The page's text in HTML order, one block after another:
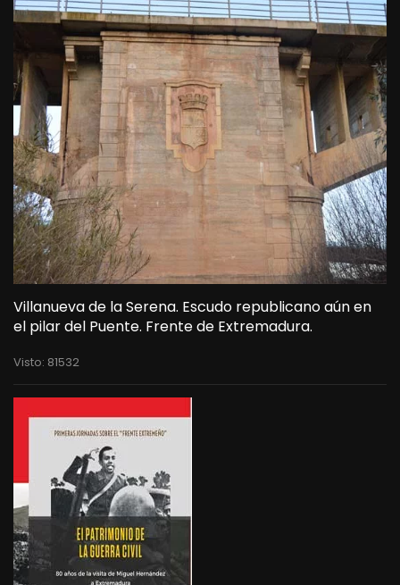
Villanueva de la Serena. Escudo republicano aún en
el pilar del Puente. Frente de Extremadura.
Visto: 81532